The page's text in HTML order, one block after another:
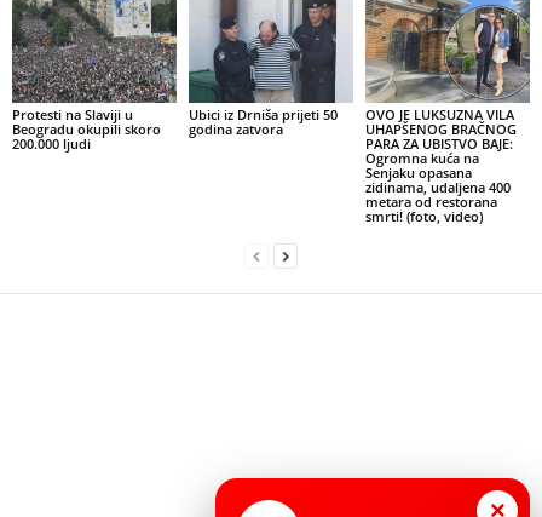
Protesti na Slaviji u
Beogradu okupili skoro
200.000 ljudi
Ubici iz Drniša prijeti 50
godina zatvora
OVO JE LUKSUZNA VILA
UHAPŠENOG BRAČNOG
PARA ZA UBISTVO BAJE:
Ogromna kuća na
Senjaku opasana
zidinama, udaljena 400
metara od restorana
smrti! (foto, video)